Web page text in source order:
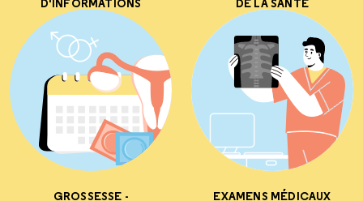
D'INFORMATIONS DE LA SANTÉ
GROSSESSE - EXAMENS MÉDICAUX